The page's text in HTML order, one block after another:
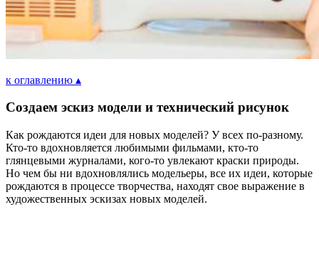
к оглавлению ▴
Создаем эскиз модели и технический рисунок
Как рождаются идеи для новых моделей? У всех по-разному.
Кто-то вдохновляется любимыми фильмами, кто-то
глянцевыми журналами, кого-то увлекают краски природы.
Но чем бы ни вдохновлялись модельеры, все их идеи, которые
рождаются в процессе творчества, находят свое выражение в
художественных эскизах новых моделей.